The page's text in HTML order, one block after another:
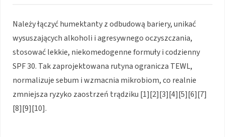
Należy łączyć humektanty z odbudową bariery, unikać
wysuszających alkoholi i agresywnego oczyszczania,
stosować lekkie, niekomedogenne formuły i codzienny
SPF 30. Tak zaprojektowana rutyna ogranicza TEWL,
normalizuje sebum i wzmacnia mikrobiom, co realnie
zmniejsza ryzyko zaostrzeń trądziku [1][2][3][4][5][6][7]
[8][9][10].